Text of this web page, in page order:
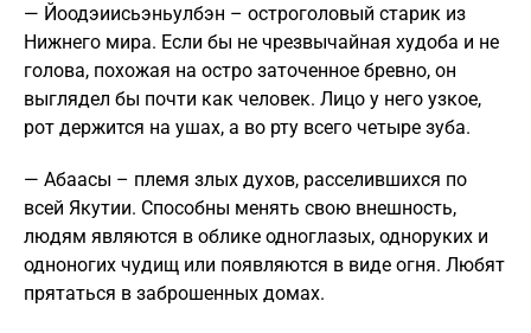
— Йоодэиисьэньулбэн – остроголовый старик из
Нижнего мира. Если бы не чрезвычайная худоба и не
голова, похожая на остро заточенное бревно, он
выглядел бы почти как человек. Лицо у него узкое,
рот держится на ушах, а во рту всего четыре зуба.
— Абаасы – племя злых духов, расселившихся по
всей Якутии. Способны менять свою внешность,
людям являются в облике одноглазых, одноруких и
одноногих чудищ или появляются в виде огня. Любят
прятаться в заброшенных домах.